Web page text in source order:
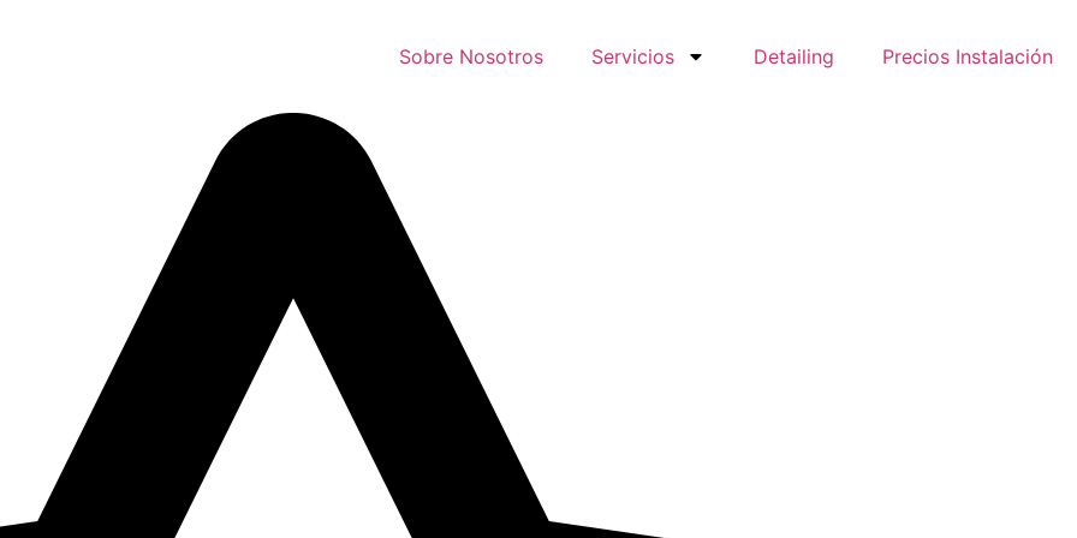
Sobre Nosotros Servicios Detailing
Precios Instalación